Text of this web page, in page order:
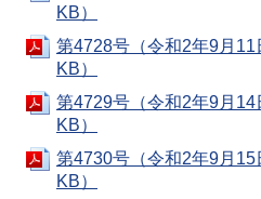
KB）
第4728号（令和2年9月
KB）
第4729号（令和2年9月
KB）
第4730号（令和2年9月
KB）